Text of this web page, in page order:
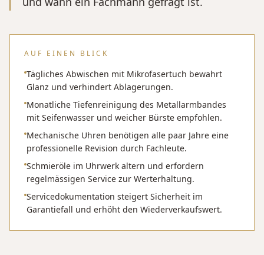
AUF EINEN BLICK
Tägliches Abwischen mit Mikrofasertuch bewahrt
Glanz und verhindert Ablagerungen.
Monatliche Tiefenreinigung des Metallarmbandes
mit Seifenwasser und weicher Bürste empfohlen.
Mechanische Uhren benötigen alle paar Jahre eine
professionelle Revision durch Fachleute.
Schmieröle im Uhrwerk altern und erfordern
regelmässigen Service zur Werterhaltung.
Servicedokumentation steigert Sicherheit im
Garantiefall und erhöht den Wiederverkaufswert.